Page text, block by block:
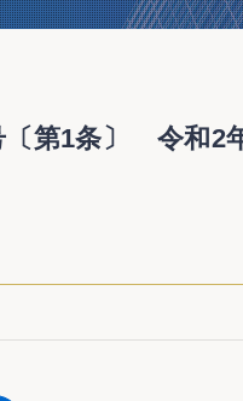
第1条〕 令和2